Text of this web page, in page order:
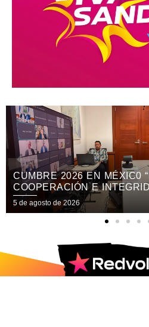
CUMBRE 2026 EN MÉXIC0
COOPERACIÓN E
EN EL SIGLO XXI”
5 de agosto de 2026